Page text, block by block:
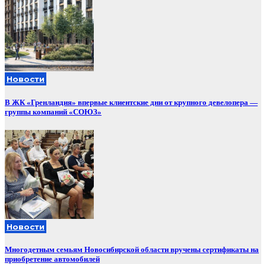
Новости
В ЖК «Гренландия» впервые клиентские дни от крупного девелопера —
группы компаний «СОЮЗ»
Новости
Многодетным семьям Новосибирской области вручены сертификаты на
приобретение автомобилей